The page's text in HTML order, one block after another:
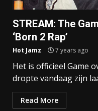
STREAM: The
‘Born 2 Rap’
Hot Jamz 7 years ago
Het is officieel Game
dropte vandaag zijn
Read More